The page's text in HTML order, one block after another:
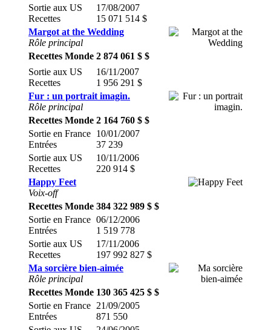
Sortie aux US
Recettes
17/08/2007
15 071 514 $
Margot at the Wedding
Rôle principal
Recettes Monde 2 874 061 $ $
Sortie aux US
Recettes
16/11/2007
1 956 291 $
Fur : un portrait imagin.
Rôle principal
Recettes Monde 2 164 760 $ $
Sortie en France
Entrées
10/01/2007
37 239
Sortie aux US
Recettes
10/11/2006
220 914 $
Happy Feet
Voix-off
Recettes Monde 384 322 989 $ $
Sortie en France
Entrées
06/12/2006
1 519 778
Sortie aux US
Recettes
17/11/2006
197 992 827 $
Ma sorcière bien-aimée
Rôle principal
Recettes Monde 130 365 425 $ $
Sortie en France
Entrées
21/09/2005
871 550